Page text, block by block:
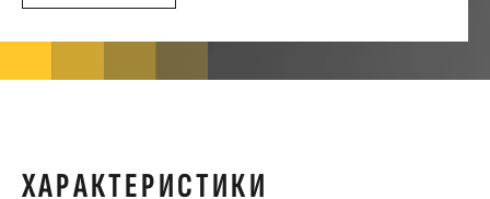
ХАРАКТЕРИСТИКИ